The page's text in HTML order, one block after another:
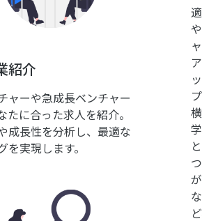
ー
ッ
な
紹介
ャーや急成長ベンチャー
たに合った求人を紹介。
成長性を分析し、最適な
を実現します。